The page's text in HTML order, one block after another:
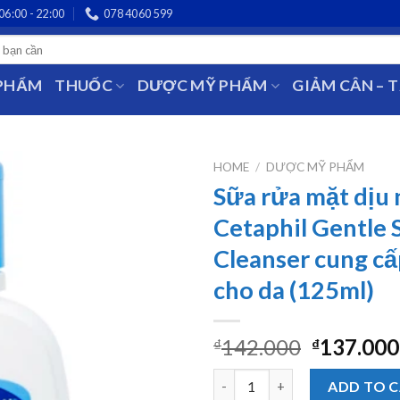
- 22:00 078 4060 599
THUỐC DƯỢC MỸ PHẨM GIẢM CÂN –
HOME / DƯỢC MỸ PHẨM
Sữa rửa mặt dịu
Cetaphil Gentle
Cleanser cung
cho da (125ml)
₫142.000 ₫137.000
ADD TO